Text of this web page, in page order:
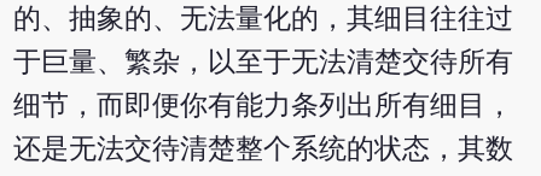
的、抽象的、无法量化的，其细目往往过
于巨量、繁杂，以至于无法清楚交待所有
细节，而即便你有能力条列出所有细目，
还是无法交待清楚整个系统的状态，其数